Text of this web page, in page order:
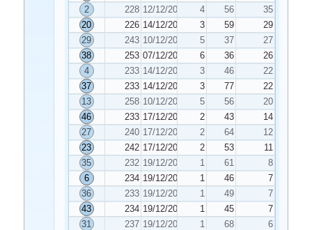
2
228 12/12/2022 4 56
35
20
226 14/12/2022 3 59
29
29
243 10/12/2022 5 37
27
38
253 07/12/2022 6 36
26
4
233 14/12/2022 3 46
22
37
233 14/12/2022 3 77
22
13
258 10/12/2022 5 56
20
46
233 17/12/2022 2 43
14
27
240 17/12/2022 2 64
12
23
242 17/12/2022 2 53
11
35
232 19/12/2022 1 61
8
6
234 19/12/2022 1 46
7
36
233 19/12/2022 1 49
7
43
234 19/12/2022 1 45
7
31
237 19/12/2022 1 68
6